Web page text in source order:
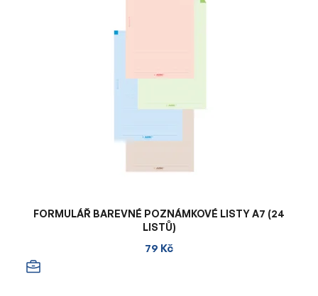
FORMULÁŘ BAREVNÉ POZNÁMKOVÉ LISTY A7 (24
LISTŮ)
79 Kč